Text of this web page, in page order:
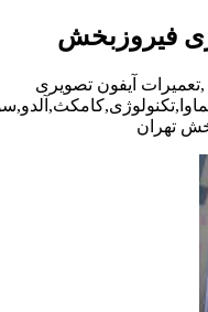
فیروزبخش
آیفون تصویری
تهران